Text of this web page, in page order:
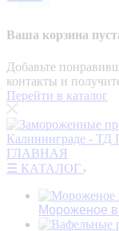
Ваша корзина
Добавьте
контакты и
Перейти в каталог
ГЛАВНАЯ
☰ КАТАЛОГ
Мороженое